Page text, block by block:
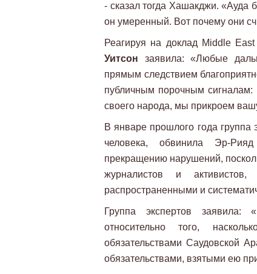
- сказал тогда Хашакджи. «Ауда
он умеренный. Вот почему они
Реагируя на доклад Middle
Уитсон заявила: «Любые
прямым следствием
публичным порочным
своего народа, мы прикроем
В январе прошлого года
человека, обвинила Эр-
прекращению нарушений,
журналистов и
распространенными и
Группа экспертов
относительно того,
обязательствами Саудовской
обязательствами, взятыми ею